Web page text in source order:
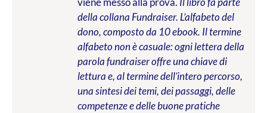
della collana Fundraiser. L’alfabeto del
dono, composto da 10 ebook. Il termine
alfabeto non è casuale: ogni lettera della
parola fundraiser offre una chiave di
lettura e, al termine dell’intero percorso,
una sintesi dei temi, dei passaggi, delle
competenze e delle buone pratiche